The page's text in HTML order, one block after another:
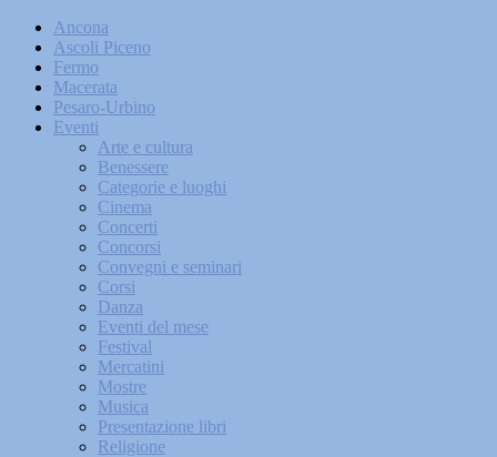
Ancona
Ascoli Piceno
Fermo
Macerata
Pesaro-Urbino
Eventi
Arte e cultura
Benessere
Categorie e luoghi
Cinema
Concerti
Concorsi
Convegni e seminari
Corsi
Danza
Eventi del mese
Festival
Mercatini
Mostre
Musica
Presentazione libri
Religione